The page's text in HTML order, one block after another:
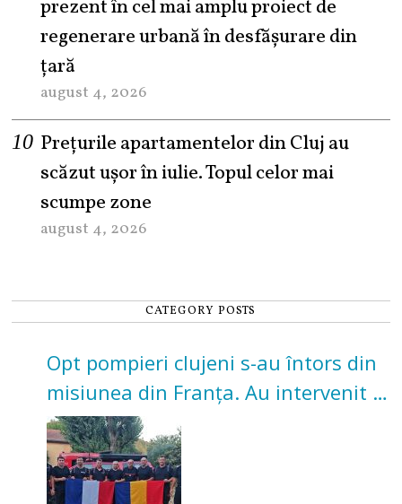
prezent în cel mai amplu proiect de
regenerare urbană în desfășurare din
țară
august 4, 2026
Prețurile apartamentelor din Cluj au
scăzut ușor în iulie. Topul celor mai
scumpe zone
august 4, 2026
CATEGORY POSTS
Opt pompieri clujeni s-au întors din
misiunea din Franța. Au intervenit la
incendii de vegetație și pădure